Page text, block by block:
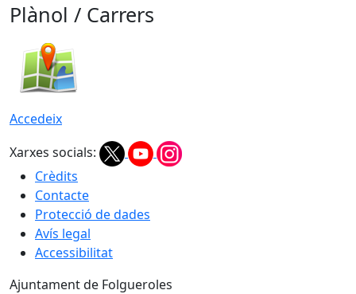
Plànol / Carrers
Accedeix
Xarxes socials:
Crèdits
Contacte
Protecció de dades
Avís legal
Accessibilitat
Ajuntament de Folgueroles